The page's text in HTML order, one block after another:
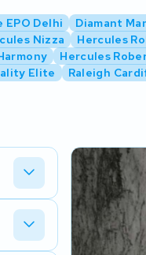
EPO Delhi
Diamant
Nizza
Hercules
Hercules
Elite
Raleigh
Nur
sein.